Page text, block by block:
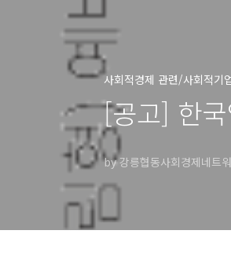
사회적경제 관련/사회적기
[공고] 한
by 강릉협동사회경제네트